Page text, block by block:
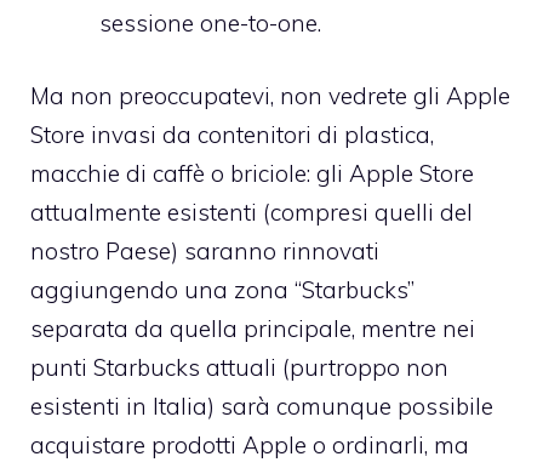
sessione one-to-one.
Ma non preoccupatevi, non vedrete gli Apple
Store invasi da contenitori di plastica,
macchie di caffè o briciole: gli Apple Store
attualmente esistenti (compresi quelli del
nostro Paese) saranno rinnovati
aggiungendo una zona “Starbucks”
separata da quella principale, mentre nei
punti Starbucks attuali (purtroppo non
esistenti in Italia) sarà comunque possibile
acquistare prodotti Apple o ordinarli, ma